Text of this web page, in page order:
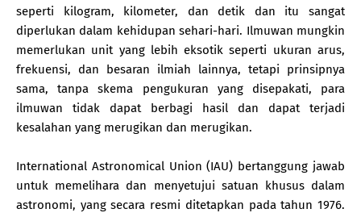
seperti kilogram, kilometer, dan detik dan itu sangat
diperlukan dalam kehidupan sehari-hari. Ilmuwan mungkin
memerlukan unit yang lebih eksotik seperti ukuran arus,
frekuensi, dan besaran ilmiah lainnya, tetapi prinsipnya
sama, tanpa skema pengukuran yang disepakati, para
ilmuwan tidak dapat berbagi hasil dan dapat terjadi
kesalahan yang merugikan dan merugikan.
International Astronomical Union (IAU) bertanggung jawab
untuk memelihara dan menyetujui satuan khusus dalam
astronomi, yang secara resmi ditetapkan pada tahun 1976.